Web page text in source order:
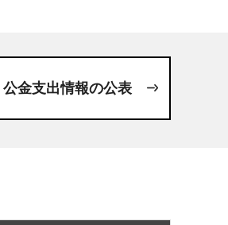
公金支出情報の公表